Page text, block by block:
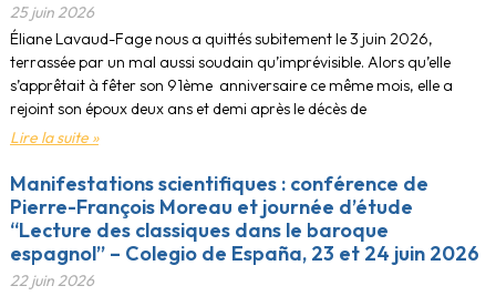
25 juin 2026
Éliane Lavaud-Fage nous a quittés subitement le 3 juin 2026,
terrassée par un mal aussi soudain qu’imprévisible. Alors qu’elle
s’apprêtait à fêter son 91ème anniversaire ce même mois, elle a
rejoint son époux deux ans et demi après le décès de
Lire la suite »
Manifestations scientifiques : conférence de
Pierre-François Moreau et journée d’étude
“Lecture des classiques dans le baroque
espagnol” – Colegio de España, 23 et 24 juin 2026
22 juin 2026